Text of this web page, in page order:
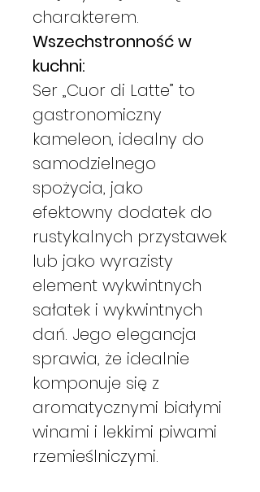
charakterem.
Wszechstronność w
kuchni:
Ser „Cuor di Latte” to
gastronomiczny
kameleon, idealny do
samodzielnego
spożycia, jako
efektowny dodatek do
rustykalnych przystawek
lub jako wyrazisty
element wykwintnych
sałatek i wykwintnych
dań. Jego elegancja
sprawia, że idealnie
komponuje się z
aromatycznymi białymi
winami i lekkimi piwami
rzemieślniczymi.